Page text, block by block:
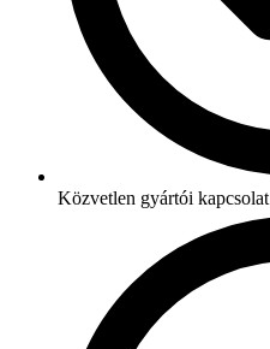
Közvetlen gyártói kapcsolat